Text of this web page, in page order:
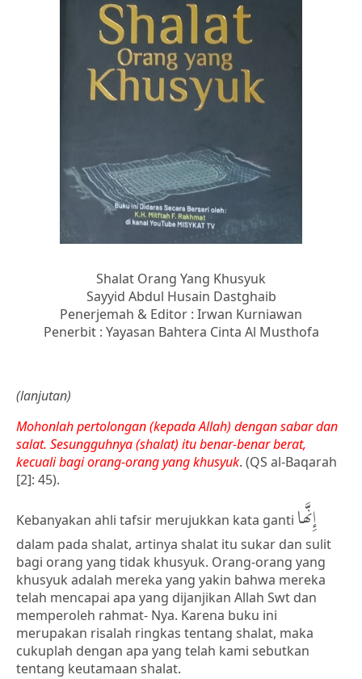
Shalat Orang Yang Khusyuk
Sayyid Abdul Husain Dastghaib
Penerjemah & Editor : Irwan Kurniawan
Penerbit : Yayasan Bahtera Cinta Al Musthofa
(lanjutan)
Mohonlah pertolongan (kepada Allah) dengan sabar dan
salat. Sesungguhnya (shalat) itu benar-benar berat,
kecuali bagi orang-orang yang khusyuk. (QS al-Baqarah
[2]: 45).
Kebanyakan ahli tafsir merujukkan kata ganti إِنَّها
dalam pada shalat, artinya shalat itu sukar dan sulit
bagi orang yang tidak khusyuk. Orang-orang yang
khusyuk adalah mereka yang yakin bahwa mereka
telah mencapai apa yang dijanjikan Allah Swt dan
memperoleh rahmat- Nya. Karena buku ini
merupakan risalah ringkas tentang shalat, maka
cukuplah dengan apa yang telah kami sebutkan
tentang keutamaan shalat.